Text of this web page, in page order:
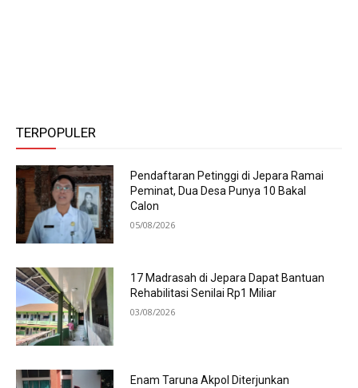
TERPOPULER
Pendaftaran Petinggi di Jepara Ramai
Peminat, Dua Desa Punya 10 Bakal
Calon
05/08/2026
17 Madrasah di Jepara Dapat Bantuan
Rehabilitasi Senilai Rp1 Miliar
03/08/2026
Enam Taruna Akpol Diterjunkan